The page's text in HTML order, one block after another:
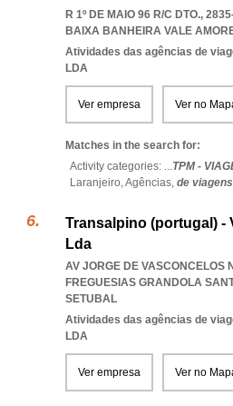
R 1º DE MAIO 96 R/C DTO.,
BAIXA BANHEIRA VALE
Atividades das agências de
LDA
Ver empresa Ver no
Matches in the search for:
Activity categories: ...TPM -
Laranjeiro,Agências, de
Transalpino (portugal) -
Lda
AV JORGE DE VASCONCELOS
FREGUESIAS GRANDOLA
SETUBAL
Atividades das agências de
LDA
Ver empresa Ver no